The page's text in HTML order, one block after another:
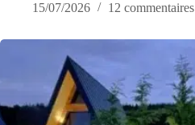
15/07/2026
12 commentaires